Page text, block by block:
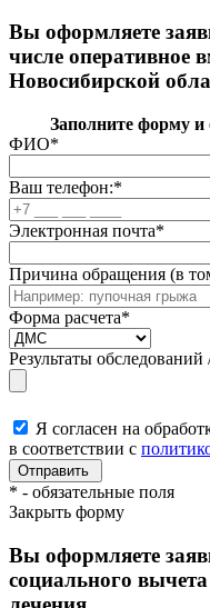
Вы оформляете
числе оперативное
Новосибирской
Заполните форму и
ФИО*
Ваш телефон:*
Электронная почта*
Причина обращения (в
Форма расчета*
Результаты
Я согласен на
в соответствии с
* - обязательные поля
Закрыть форму
Вы оформляете
социального